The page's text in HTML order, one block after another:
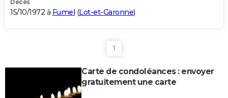
Décès
15/10/1972 à Fumel (Lot-et-Garonne)
1
Carte de condoléances : envoyer
gratuitement une carte